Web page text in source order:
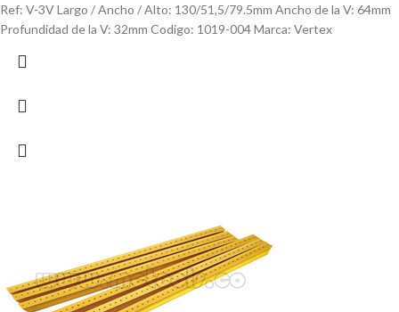
Ref: V-3V Largo / Ancho / Alto: 130/51,5/79.5mm Ancho de la V: 64mm
Profundidad de la V: 32mm Codigo: 1019-004 Marca: Vertex